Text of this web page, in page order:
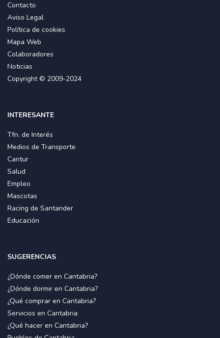
Contacto
Aviso Legal
Política de cookies
Mapa Web
Colaboradores
Noticias
Copyright © 2009-2024
INTERESANTE
Tfn. de Interés
Medios de Transporte
Cantur
Salud
Empleo
Mascotas
Racing de Santander
Educación
SUGERENCIAS
¿Dónde comer en Cantabria?
¿Dónde dormir en Cantabria?
¿Qué comprar en Cantabria?
Servicios en Cantabria
¿Qué hacer en Cantabria?